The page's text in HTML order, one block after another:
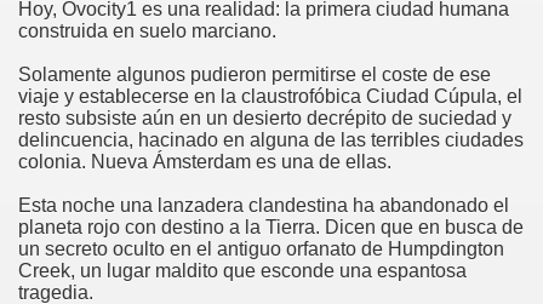
Hoy, Ovocity1 es una realidad: la primera ciudad humana
construida en suelo marciano.
Solamente algunos pudieron permitirse el coste de ese
viaje y establecerse en la claustrofóbica Ciudad Cúpula, el
resto subsiste aún en un desierto decrépito de suciedad y
delincuencia, hacinado en alguna de las terribles ciudades
colonia. Nueva Ámsterdam es una de ellas.
Esta noche una lanzadera clandestina ha abandonado el
planeta rojo con destino a la Tierra. Dicen que en busca de
un secreto oculto en el antiguo orfanato de Humpdington
Creek, un lugar maldito que esconde una espantosa
tragedia.